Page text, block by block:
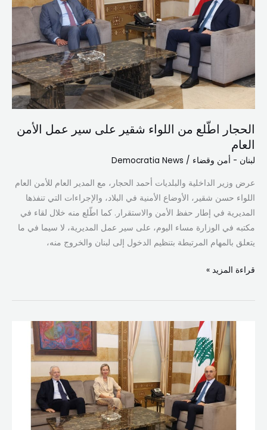
الحجار اطّلع من اللواء شقير على سير عمل الأمن
العام
لبنان - أمن وقضاء /
Democratia News
عرض وزير الداخلية والبلديات أحمد الحجار، مع المدير العام للأمن العام
اللواء حسن شقير، الأوضاع الأمنية في البلاد، والإجراءات التي تنفذها
المديرية في إطار حفظ الأمن والاستقرار. كما اطّلع منه خلال لقاء في
مكتبه في الوزارة مساء اليوم، على سير عمل المديرية، لا سيما في ما
يتعلق بالمهام المرتبطة بتنظيم الدخول إلى لبنان والخروج منه،
شقير
على
الأمن
العام
قراءة المزيد »
الحجار
كلاوس!